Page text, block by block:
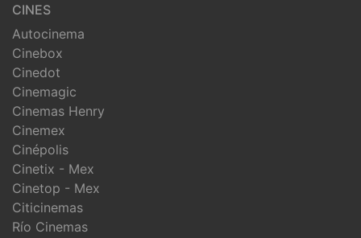
CINES
Autocinema
Cinebox
Cinedot
Cinemagic
Cinemas Henry
Cinemex
Cinépolis
Cinetix - Mex
Cinetop - Mex
Citicinemas
Río Cinemas